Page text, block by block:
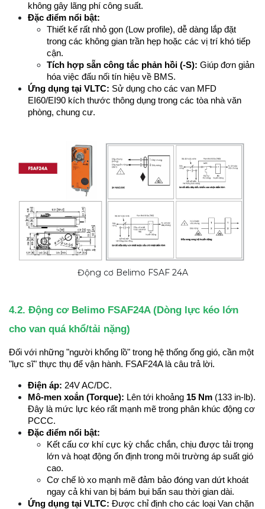
không gây lãng phí công suất.
Đặc điểm nổi bật:
Thiết kế rất nhỏ gọn (Low profile), dễ dàng lắp đặt
trong các không gian trần hẹp hoặc các vị trí khó tiếp
cận.
Tích hợp sẵn công tắc phản hồi (-S): Giúp đơn giản
hóa việc đấu nối tín hiệu về BMS.
Ứng dụng tại VLTC: Sử dụng cho các van MFD
EI60/EI90 kích thước thông dụng trong các tòa nhà văn
phòng, chung cư.
Động cơ Belimo FSAF 24A
4.2. Động cơ Belimo FSAF24A (Dòng lực kéo lớn
cho van quá khổ/tải nặng)
Đối với những "người khổng lồ" trong hệ thống ống gió, cần một
"lực sĩ" thực thụ để vận hành. FSAF24A là câu trả lời.
Điện áp: 24V AC/DC.
Mô-men xoắn (Torque): Lên tới khoảng 15 Nm (133 in-lb).
Đây là mức lực kéo rất mạnh mẽ trong phân khúc động cơ
PCCC.
Đặc điểm nổi bật:
Kết cấu cơ khí cực kỳ chắc chắn, chịu được tải trọng
lớn và hoạt động ổn định trong môi trường áp suất gió
cao.
Cơ chế lò xo mạnh mẽ đảm bảo đóng van dứt khoát
ngay cả khi van bị bám bụi bẩn sau thời gian dài.
Ứng dụng tại VLTC: Được chỉ định cho các loại Van chặn